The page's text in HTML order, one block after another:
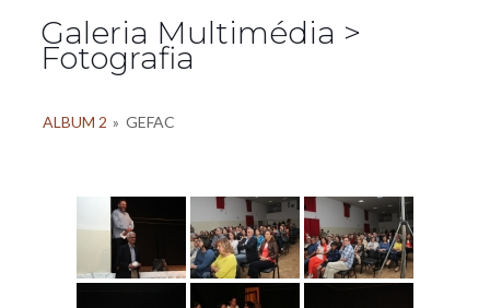
Galeria Multimédia >
Fotografia
ALBUM 2 » GEFAC